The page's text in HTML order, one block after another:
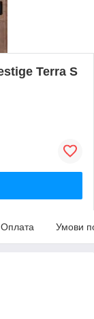
Terra S
Оплата Умови